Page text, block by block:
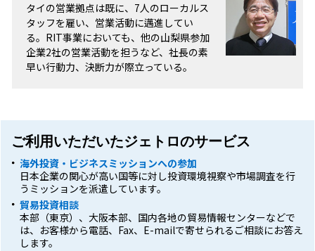
タイの営業拠点は既に、7人のローカルス
タッフを雇い、営業活動に邁進してい
る。RIT事業においても、他の山梨県参加
企業2社の営業活動を担うなど、社長の素
早い行動力、決断力が際立っている。
ご利用いただいたジェトロのサービス
海外投資・ビジネスミッションへの参加
日本企業の関心が高い国等に対し投資環境視察や市場調査を行
うミッションを派遣しています。
貿易投資相談
本部（東京）、大阪本部、国内各地の貿易情報センターなどで
は、お客様から電話、Fax、E-mailで寄せられるご相談にお答え
します。